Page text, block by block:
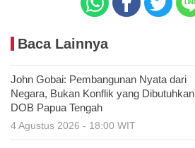
Baca Lainnya
John Gobai: Pembangunan Nyata dari
Negara, Bukan Konflik yang Dibutuhkan
DOB Papua Tengah
4 Agustus 2026 - 18:00 WIT